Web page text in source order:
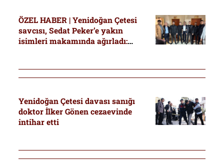
ÖZEL HABER | Yenidoğan Çetesi
savcısı, Sedat Peker’e yakın
isimleri makamında ağırladı:
Yenidoğan Çetesi davası sanığı
doktor İlker Gönen cezaevinde
intihar etti